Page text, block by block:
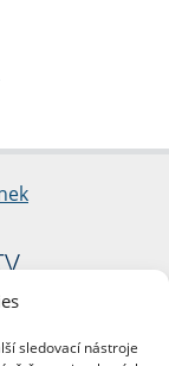
sledovací nástroje